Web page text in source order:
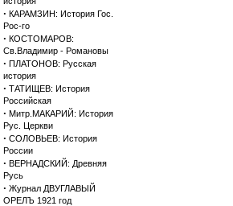
· КАРАМЗИН: История Гос.
Рос-го
· КОСТОМАРОВ:
Св.Владимир - Романовы
· ПЛАТОНОВ: Русская
история
· ТАТИЩЕВ: История
Российская
· Митр.МАКАРИЙ: История
Рус. Церкви
· СОЛОВЬЕВ: История
России
· ВЕРНАДСКИЙ: Древняя
Русь
· Журнал ДВУГЛАВЫЙ
ОРЕЛЪ 1921 год